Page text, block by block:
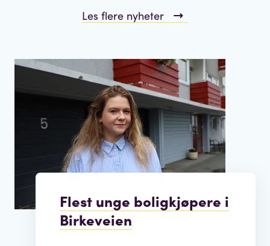
Les flere nyheter
Flest unge boligkjøpere i
Birkeveien